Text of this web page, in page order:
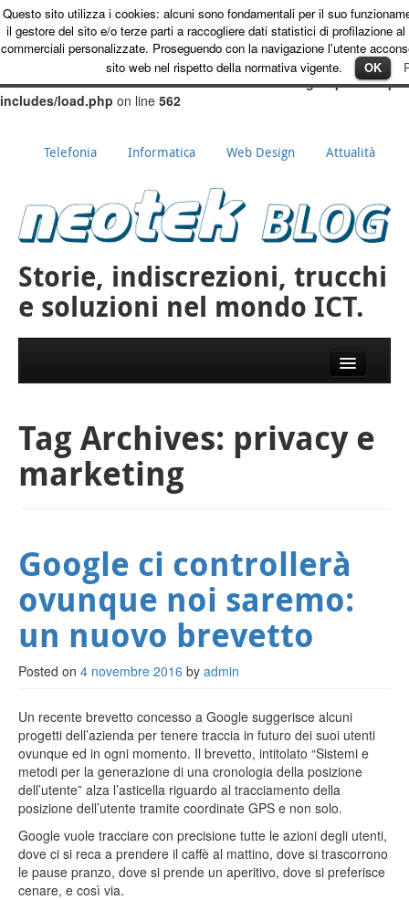
Warning:
opendir(/var/www/vhosts/neotekonline.it/subdomains/blog/httpdocs/wp-
content/mu-plugins): failed to open dir: Permission denied in
/var/www/vhosts/neotekonline.it/subdomains/blog/httpdocs/wp-
includes/load.php on line 562
Telefonia Informatica Web Design Attualità
Storie, indiscrezioni, trucchi
e soluzioni nel mondo ICT.
Lavora con noi
Link utili
Tag Archives: privacy e
marketing
Google ci controllerà
ovunque noi saremo:
un nuovo brevetto
Posted on 4 novembre 2016 by admin
Un recente brevetto concesso a Google suggerisce alcuni
progetti dell’azienda per tenere traccia in futuro dei suoi utenti
ovunque ed in ogni momento. Il brevetto, intitolato “Sistemi e
metodi per la generazione di una cronologia della posizione
dell’utente” alza l’asticella riguardo al tracciamento della
posizione dell’utente tramite coordinate GPS e non solo.
Google vuole tracciare con precisione tutte le azioni degli utenti,
dove ci si reca a prendere il caffè al mattino, dove si trascorrono
le pause pranzo, dove si prende un aperitivo, dove si preferisce
cenare, e così via.
Questo sito utilizza i cookies: alcuni sono fondamentali per il suo
il gestore del sito e/o terze parti a raccogliere dati statistici di profilazione
commerciali personalizzate. Proseguendo con la navigazione l'utente
sito web nel rispetto della normativa vigente.
OK